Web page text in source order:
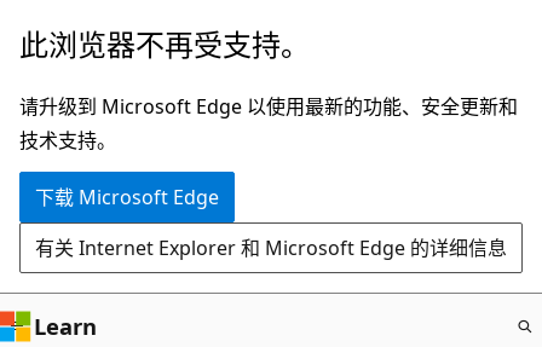
跳
主
要
内
此浏览器不再受支持。
请升级到 Microsoft Edge 以使用最新的功能、安全更新和
技术支持。
下载 Microsoft Edge
有关 Internet Explorer 和 Microsoft Edge 的详细信息
Learn